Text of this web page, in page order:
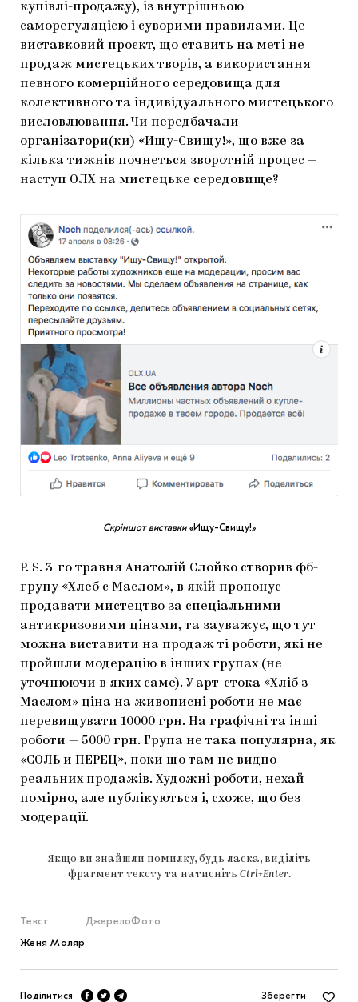
купівлі-продажу), із внутрішньою
саморегуляцією і суворими правилами. Це
виставковий проєкт, що ставить на меті не
продаж мистецьких творів, а використання
певного комерційного середовища для
колективного та індивідуального мистецького
висловлювання. Чи передбачали
організатори(ки) «Ищу-Свищу!», що вже за
кілька тижнів почнеться зворотній процес —
наступ ОЛХ на мистецьке середовище?
Скріншот виставки «Ищу-Свищу!»
P. S. 3-го травня Анатолій Слойко створив фб-
групу «Хлеб с Маслом», в якій пропонує
продавати мистецтво за спеціальними
антикризовими цінами, та зауважує, що тут
можна виставити на продаж ті роботи, які не
пройшли модерацію в інших групах (не
уточнюючи в яких саме). У арт-стока «Хліб з
Маслом» ціна на живописні роботи не має
перевищувати 10000 грн. На графічні та інші
роботи — 5000 грн. Група не така популярна, як
«CОЛЬ и ПЕРЕЦ», поки що там не видно
реальних продажів. Художні роботи, нехай
помірно, але публікуються і, схоже, що без
модерації.
Якщо ви знайшли помилку, будь ласка, виділіть
фрагмент тексту та натисніть Ctrl+Enter.
Текст
Женя Моляр
ДжерелоФото
Поділитися Зберегти